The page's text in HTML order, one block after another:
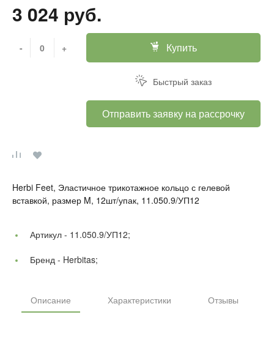
3 024 руб.
- + Купить
Быстрый заказ
Отправить заявку на рассрочку
Herbi Feet, Эластичное трикотажное кольцо с гелевой
вставкой, размер M, 12шт/упак, 11.050.9/УП12
Артикул - 11.050.9/УП12;
Бренд - Herbitas;
Описание Характеристики Отзывы